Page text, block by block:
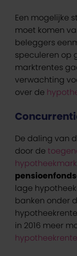
Een mogelijke
moet komen
beleggers
speculeren op
marktrentes
verwachting
over de
De daling van
door de
lage
banken onder
in 2016 meer